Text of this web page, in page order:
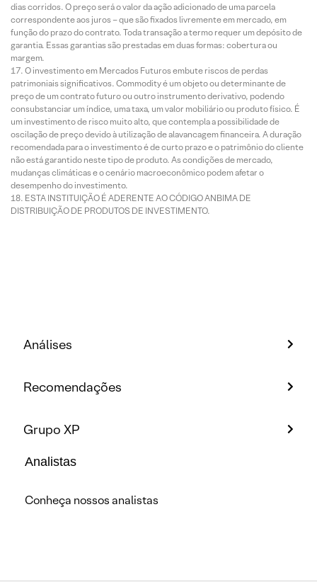
dias corridos. O preço será o valor da ação adicionado de uma parcela
correspondente aos juros – que são fixados livremente em mercado, em
função do prazo do contrato. Toda transação a termo requer um depósito de
garantia. Essas garantias são prestadas em duas formas: cobertura ou
margem.
O investimento em Mercados Futuros embute riscos de perdas
patrimoniais significativos. Commodity é um objeto ou determinante de
preço de um contrato futuro ou outro instrumento derivativo, podendo
consubstanciar um índice, uma taxa, um valor mobiliário ou produto físico. É
um investimento de risco muito alto, que contempla a possibilidade de
oscilação de preço devido à utilização de alavancagem financeira. A duração
recomendada para o investimento é de curto prazo e o patrimônio do cliente
não está garantido neste tipo de produto. As condições de mercado,
mudanças climáticas e o cenário macroeconômico podem afetar o
desempenho do investimento.
ESTA INSTITUIÇÃO É ADERENTE AO CÓDIGO ANBIMA DE
DISTRIBUIÇÃO DE PRODUTOS DE INVESTIMENTO.
Análises
Recomendações
Grupo XP
Analistas
Conheça nossos analistas